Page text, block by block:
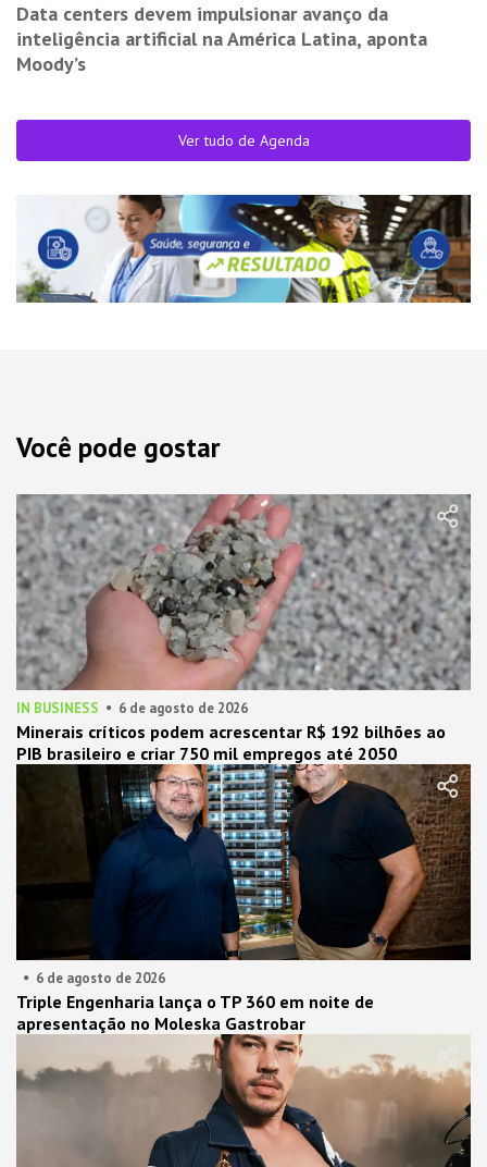
Data centers devem impulsionar avanço da
inteligência artificial na América Latina, aponta
Moody’s
Ver tudo de Agenda
Você pode gostar
IN BUSINESS 6 de agosto de 2026
Minerais críticos podem acrescentar R$ 192 bilhões ao
PIB brasileiro e criar 750 mil empregos até 2050
6 de agosto de 2026
Triple Engenharia lança o TP 360 em noite de
apresentação no Moleska Gastrobar